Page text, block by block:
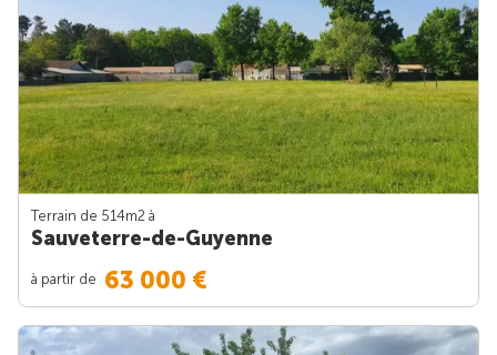
Terrain de 514m2 à
Sauveterre-de-Guyenne
à partir de 63 000 €